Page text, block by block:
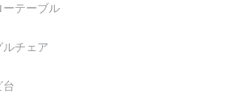
ーテーブル
ルチェア
台